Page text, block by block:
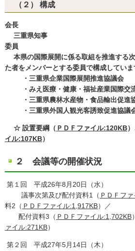
（２） 構成
会長
三重県知事
委員
本県の国際展開に係る取組を推進する
た者をメンバーとする委員で構成していま
・三重県企業国際展開推進協議会
・みえ医療・健康・福祉産業国際交
・三重県農林水産物・食品輸出促進
・三重県外国人観光客誘致促進協議
☆ 設置要綱（ ＰＤＦファイル:120KB
イル:107KB）
２ 会議等の開催状況
第１回 平成26年8月20日（水）
議事次第及び配付資料1（ ＰＤＦフ
料2（ ＰＤＦファイル:1,917KB）／
配付資料3（ ＰＤＦファイル:1,702KB
ァイル:271KB）
第２回 平成27年5月14日（木）